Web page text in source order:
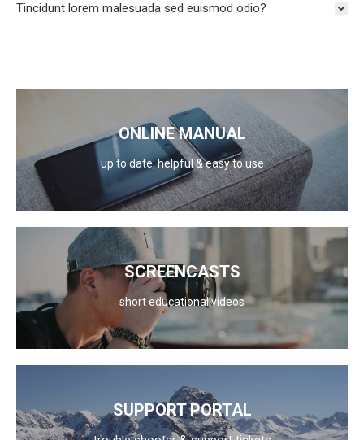
Tincidunt lorem malesuada sed euismod odio?
ONLINE MANUAL
up to date, helpful & easy to use
SCREENCASTS
short educational videos
SUPPORT PORTAL